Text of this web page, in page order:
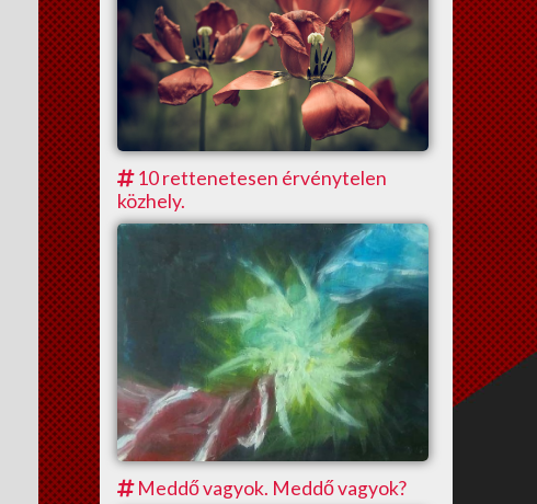
10 rettenetesen érvénytelen
közhely.
Meddő vagyok. Meddő vagyok?